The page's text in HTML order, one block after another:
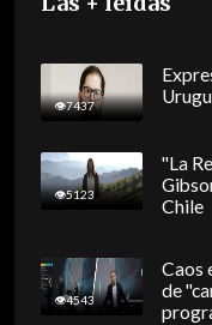
7437
5123
"La
Chile
4543
Caos
de